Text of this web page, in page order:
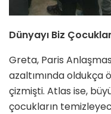
Dünyayı Biz
Greta, Paris
azaltımında oldukça
çizmişti. Atlas ise,
çocukların